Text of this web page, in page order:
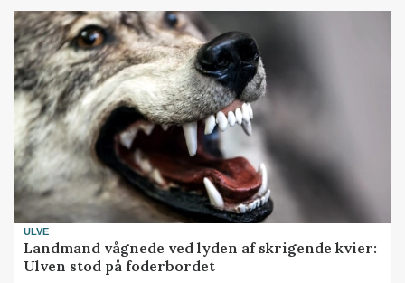
ULVE
Landmand vågnede ved lyden af skrigende kvier:
Ulven stod på foderbordet